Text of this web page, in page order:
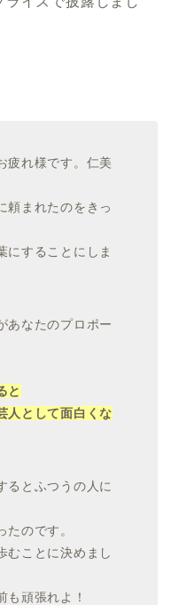
疲れ様です。仁美
頼まれたのをきっ
にすることにしま
あなたのプロポー
と
人として面白くな
るとふつうの人に
のです。
むことに決めまし
も頑張れよ！